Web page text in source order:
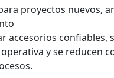
proyectos nuevos,
accesorios confiables,
y se reducen